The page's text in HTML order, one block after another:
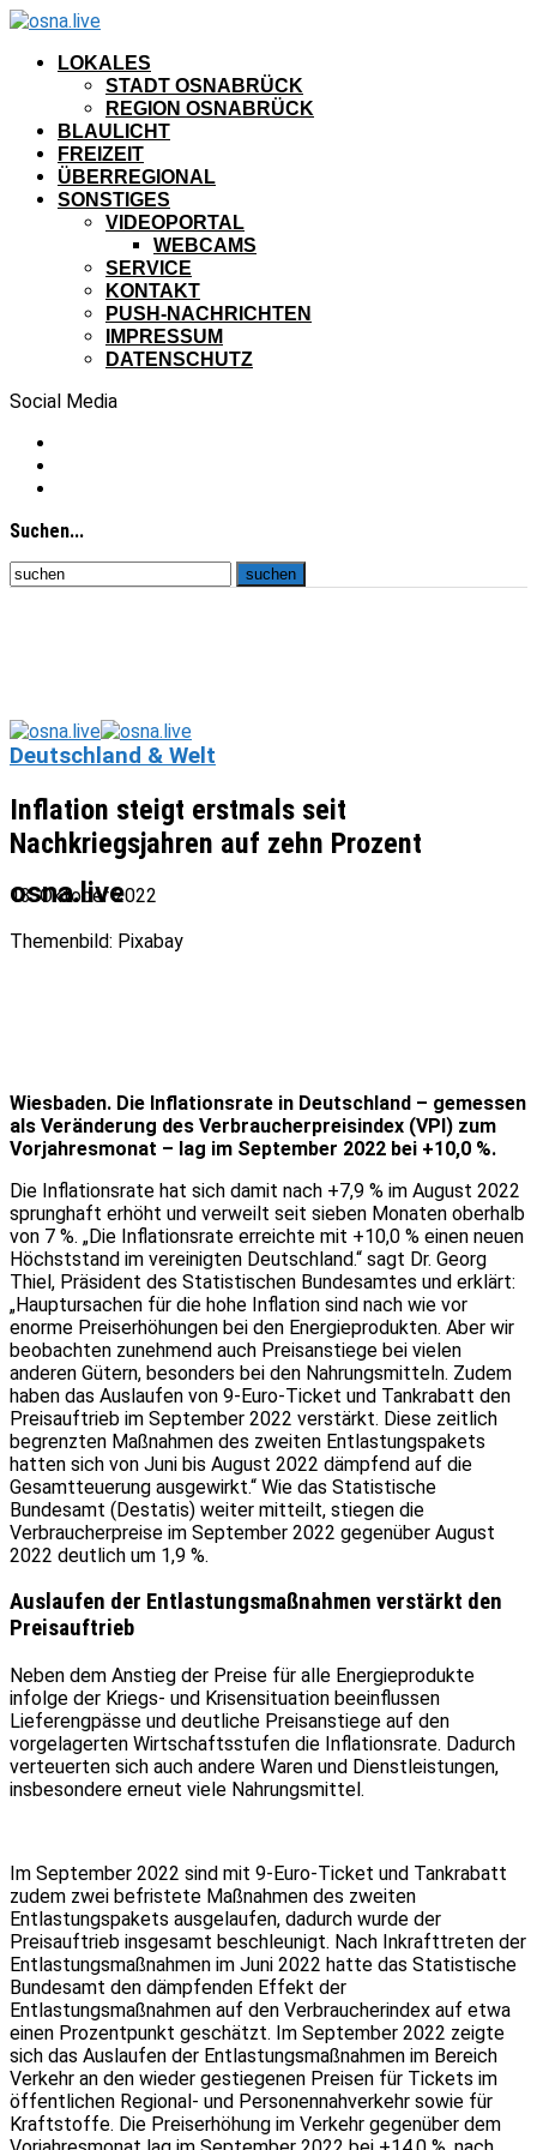
LOKALES
STADT OSNABRÜCK
REGION OSNABRÜCK
BLAULICHT
FREIZEIT
ÜBERREGIONAL
SONSTIGES
VIDEOPORTAL
WEBCAMS
SERVICE
KONTAKT
PUSH-NACHRICHTEN
IMPRESSUM
DATENSCHUTZ
Social Media
Suchen...
osna.live
Deutschland & Welt
Inflation steigt erstmals seit
Nachkriegsjahren auf zehn Prozent
13. Oktober 2022
Themenbild: Pixabay
Wiesbaden. Die Inflationsrate in Deutschland – gemessen
als Veränderung des Verbraucherpreisindex (VPI) zum
Vorjahresmonat – lag im September 2022 bei +10,0 %.
Die Inflationsrate hat sich damit nach +7,9 % im August 2022
sprunghaft erhöht und verweilt seit sieben Monaten oberhalb
von 7 %. „Die Inflationsrate erreichte mit +10,0 % einen neuen
Höchststand im vereinigten Deutschland.“ sagt Dr. Georg
Thiel, Präsident des Statistischen Bundesamtes und erklärt:
„Hauptursachen für die hohe Inflation sind nach wie vor
enorme Preiserhöhungen bei den Energieprodukten. Aber wir
beobachten zunehmend auch Preisanstiege bei vielen
anderen Gütern, besonders bei den Nahrungsmitteln. Zudem
haben das Auslaufen von 9-Euro-Ticket und Tankrabatt den
Preisauftrieb im September 2022 verstärkt. Diese zeitlich
begrenzten Maßnahmen des zweiten Entlastungspakets
hatten sich von Juni bis August 2022 dämpfend auf die
Gesamtteuerung ausgewirkt.“ Wie das Statistische
Bundesamt (Destatis) weiter mitteilt, stiegen die
Verbraucherpreise im September 2022 gegenüber August
2022 deutlich um 1,9 %.
Auslaufen der Entlastungsmaßnahmen verstärkt den
Preisauftrieb
Neben dem Anstieg der Preise für alle Energieprodukte
infolge der Kriegs- und Krisensituation beeinflussen
Lieferengpässe und deutliche Preisanstiege auf den
vorgelagerten Wirtschaftsstufen die Inflationsrate. Dadurch
verteuerten sich auch andere Waren und Dienstleistungen,
insbesondere erneut viele Nahrungsmittel.
Im September 2022 sind mit 9-Euro-Ticket und Tankrabatt
zudem zwei befristete Maßnahmen des zweiten
Entlastungspakets ausgelaufen, dadurch wurde der
Preisauftrieb insgesamt beschleunigt. Nach Inkrafttreten der
Entlastungsmaßnahmen im Juni 2022 hatte das Statistische
Bundesamt den dämpfenden Effekt der
Entlastungsmaßnahmen auf den Verbraucherindex auf etwa
einen Prozentpunkt geschätzt. Im September 2022 zeigte
sich das Auslaufen der Entlastungsmaßnahmen im Bereich
Verkehr an den wieder gestiegenen Preisen für Tickets im
öffentlichen Regional- und Personennahverkehr sowie für
Kraftstoffe. Die Preiserhöhung im Verkehr gegenüber dem